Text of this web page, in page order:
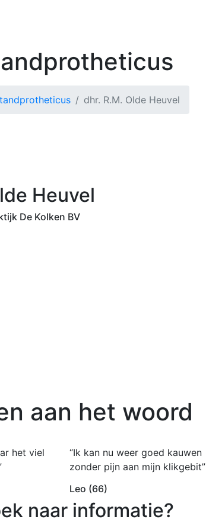
dhr. R.M. Olde Heuvel
Heuvel
De Kolken BV
aan het woord
het viel
“Ik kan nu weer goed kauwen
zonder pijn aan mijn klikgebit”
Leo (66)
naar informatie?